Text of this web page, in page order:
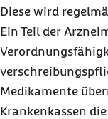
Diese wird
Ein Teil der
Medikamente
Krankenkassen